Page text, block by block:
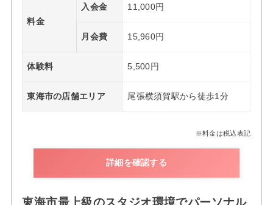
料金
入会金 11,000円
月会費 15,960円
体験料 5,500円
東海市の店舗エリア 尾張横須賀駅から徒歩1分
※料金は税込表記
詳細を確認する
東海市最上級のスタジオ環境でパーソナル